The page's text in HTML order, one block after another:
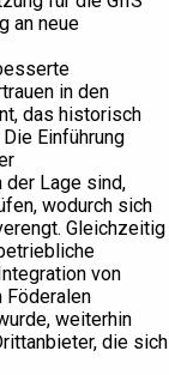
an neue
in den
das historisch
Einführung
Lage sind,
wodurch sich
Gleichzeitig
von
Föderalen
weiterhin
die sich